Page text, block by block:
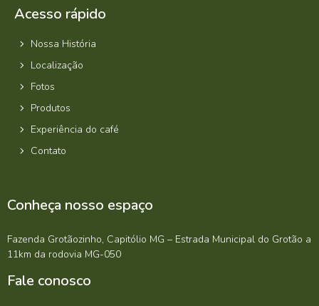
Acesso rápido
Nossa História
Localização
Fotos
Produtos
Experiência do café
Contato
Conheça nosso espaço
Fazenda Grotãozinho, Capitólio MG – Estrada Municipal do Grotão a
11km da rodovia MG-050
Fale conosco